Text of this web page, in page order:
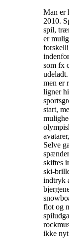
Man er
2010.
spil,
er
som fx
men er
ligner
start,
Selve
skiftes
ski-
indtryk
flot og
ikke